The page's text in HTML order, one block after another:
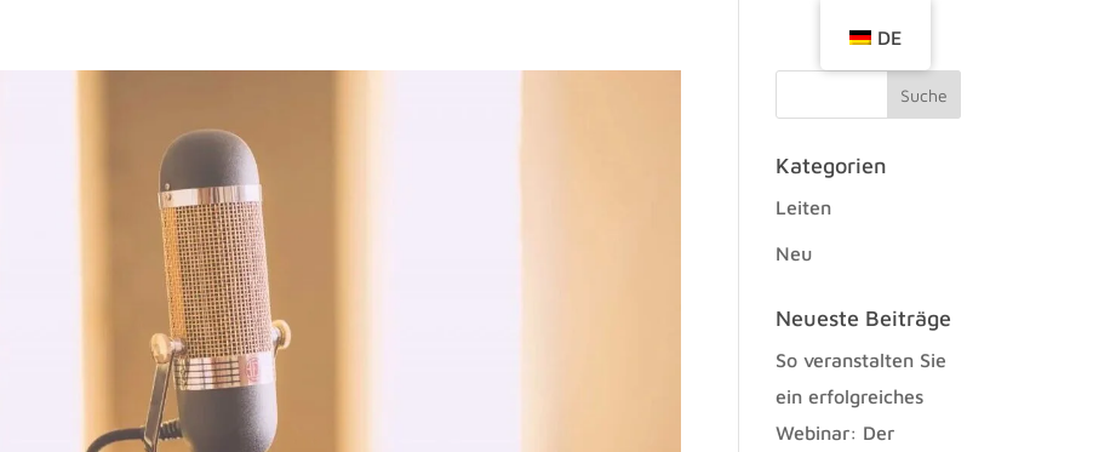
Kategorien
Leiten
Neu
Neueste Beiträge
So veranstalten Sie
ein erfolgreiches
Webinar: Der
DE